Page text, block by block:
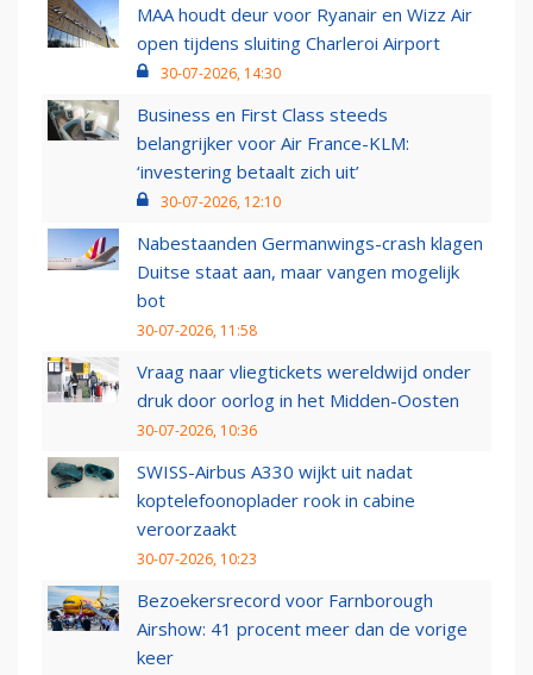
MAA houdt deur voor Ryanair en Wizz Air
open tijdens sluiting Charleroi Airport
30-07-2026, 14:30
Business en First Class steeds
belangrijker voor Air France-KLM:
‘investering betaalt zich uit’
30-07-2026, 12:10
Nabestaanden Germanwings-crash klagen
Duitse staat aan, maar vangen mogelijk
bot
30-07-2026, 11:58
Vraag naar vliegtickets wereldwijd onder
druk door oorlog in het Midden-Oosten
30-07-2026, 10:36
SWISS-Airbus A330 wijkt uit nadat
koptelefoonoplader rook in cabine
veroorzaakt
30-07-2026, 10:23
Bezoekersrecord voor Farnborough
Airshow: 41 procent meer dan de vorige
keer